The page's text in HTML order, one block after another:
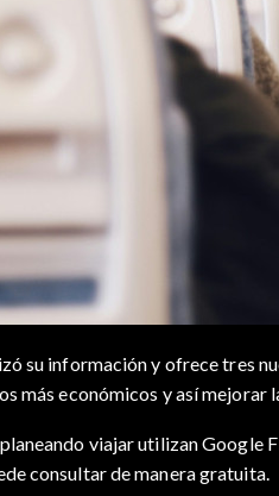
su información y ofrece tres
más económicos y así mejorar
viajar utilizan
consultar de manera gratuita.